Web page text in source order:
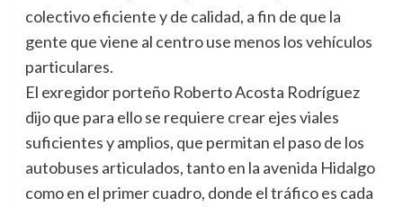
colectivo eficiente y de calidad, a fin de que la
gente que viene al centro use menos los vehículos
particulares.
El exregidor porteño Roberto Acosta Rodríguez
dijo que para ello se requiere crear ejes viales
suficientes y amplios, que permitan el paso de los
autobuses articulados, tanto en la avenida Hidalgo
como en el primer cuadro, donde el tráfico es cada